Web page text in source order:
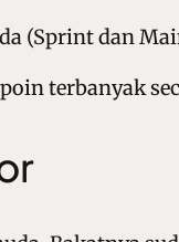
(Sprint dan
terbanyak